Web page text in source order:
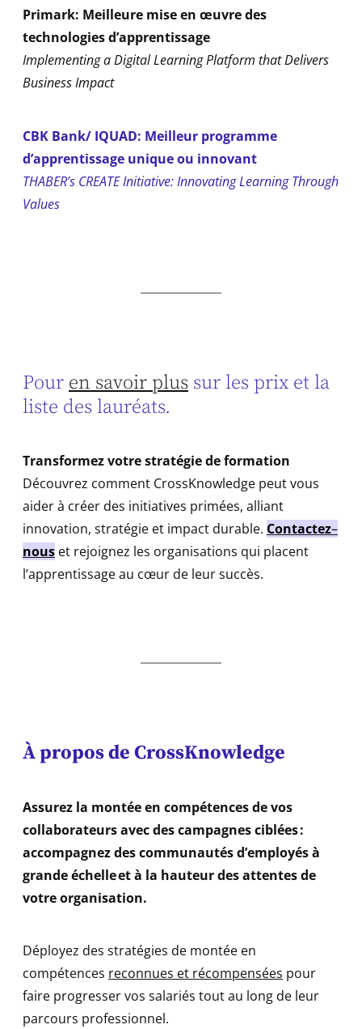
Primark: Meilleure mise en œuvre des
technologies d’apprentissage
Implementing a Digital Learning Platform that Delivers
Business Impact​
CBK Bank/ IQUAD: Meilleur programme
d’apprentissage unique ou innovant
THABER’s CREATE Initiative: Innovating Learning Through
Values
Pour en savoir plus sur les prix et la
liste des lauréats.
Transformez votre stratégie de formation
Découvrez comment CrossKnowledge peut vous
aider à créer des initiatives primées, alliant
innovation, stratégie et impact durable. Contactez–
nous et rejoignez les organisations qui placent
l’apprentissage au cœur de leur succès.
À propos de CrossKnowledge
Assurez la montée en compétences de vos
collaborateurs avec des campagnes ciblées :
accompagnez des communautés d’employés à
grande échelle et à la hauteur des attentes de
votre organisation.
Déployez des stratégies de montée en
compétences reconnues et récompensées pour
faire progresser vos salariés tout au long de leur
parcours professionnel.